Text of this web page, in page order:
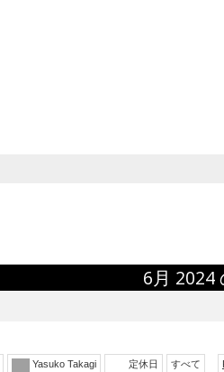
6月 2024
Yasuko Takagi 定休日 すべて